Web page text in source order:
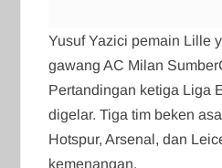
Yusuf Yazici pemain Lille
gawang AC Milan
Pertandingan ketiga Liga
digelar. Tiga tim beken
Hotspur, Arsenal, dan
kemenangan.